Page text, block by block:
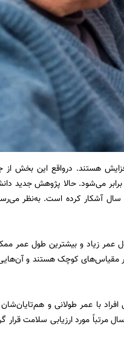
هستند. درواقع این بخش
دارد. تعداد افراد صد ساله از دهه ۱۹۷۰ هر ده سال دو برابر می‌شود. حالا
سوئدی برخی از نشانگرهای زیستی مشترک، مانند سطح کلسترول و گلوکوز، را در افراد بالای ۹۰ سال آشکار
عمر زیاد و بیشترین طول عمر
در مقیاس‌های کوچک هستند و
با عمر طولانی و
جمع‌آوری کرده‌اند. این مجموعه شامل داده‌های ۴۴٬۰۰۰ سوئدی است که از سن ۶۴ تا ۹۹ سال مرتباً مورد